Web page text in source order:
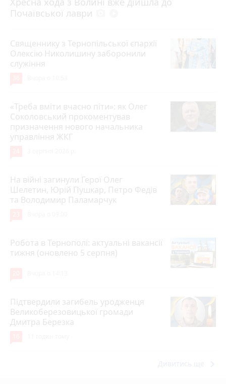
Почаївської лаври
Священнику з Тернопільської єпархії
Олексію Николишину заборонили
служіння
«Треба вміти вчасно піти»: як Олег
Соколовський прокоментував
призначення нового начальника
управління ЖКГ
На війні загинули Герої Олег
Шелетин, Юрій Пушкар, Петро Федів
та Володимир Паламарчук
Робота в Тернополі: актуальні вакансії
тижня (оновлено 5 серпня)
Підтвердили загибель уродженця
Великоберезовицької громади
Дмитра Березка